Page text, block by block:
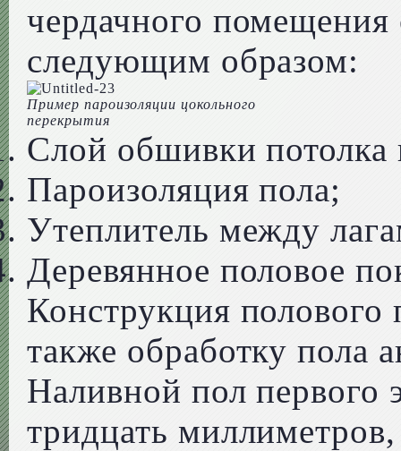
чердачного помещения
следующим образом:
Пример пароизоляции цокольного
перекрытия
Слой обшивки потолка
Пароизоляция пола;
Утеплитель между
Деревянное половое
Конструкция полового
также обработку пола
Наливной пол первого
тридцать